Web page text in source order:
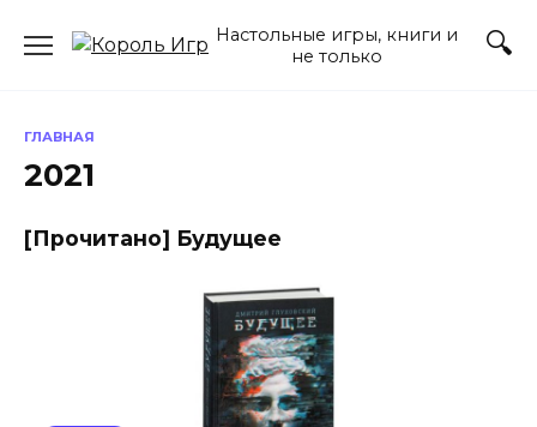
Настольные игры, книги и
не только
ГЛАВНАЯ
2021
[Прочитано] Будущее